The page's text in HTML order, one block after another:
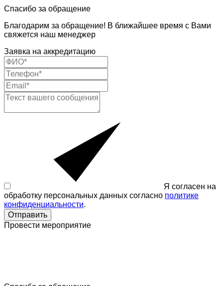
Спасибо за обращение
Благодарим за обращение! В ближайшее время с Вами
свяжется наш менеджер
Заявка на аккредитацию
Я согласен на
обработку персональных данных согласно политике
конфиденциальности.
Отправить
Провести мероприятие